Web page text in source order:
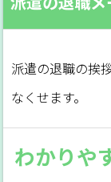
派遣の退職の挨
なくせます。
わかりや